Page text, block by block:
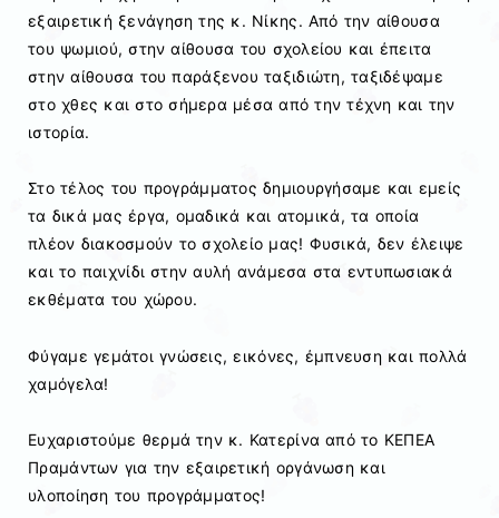
εξαιρετική ξενάγηση της κ. Νίκης. Από την αίθουσα
του ψωμιού, στην αίθουσα του σχολείου και έπειτα
στην αίθουσα του παράξενου ταξιδιώτη, ταξιδέψαμε
στο χθες και στο σήμερα μέσα από την τέχνη και την
ιστορία.
Στο τέλος του προγράμματος δημιουργήσαμε και εμείς
τα δικά μας έργα, ομαδικά και ατομικά, τα οποία
πλέον διακοσμούν το σχολείο μας! Φυσικά, δεν έλειψε
και το παιχνίδι στην αυλή ανάμεσα στα εντυπωσιακά
εκθέματα του χώρου.
Φύγαμε γεμάτοι γνώσεις, εικόνες, έμπνευση και πολλά
χαμόγελα!
Ευχαριστούμε θερμά την κ. Κατερίνα από το ΚΕΠΕΑ
Πραμάντων για την εξαιρετική οργάνωση και
υλοποίηση του προγράμματος!